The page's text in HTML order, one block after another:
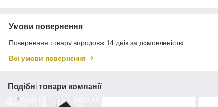
Умови повернення
Повернення товару впродовж 14 днів за домовленістю
Всі умови повернення
Подібні товари компанії